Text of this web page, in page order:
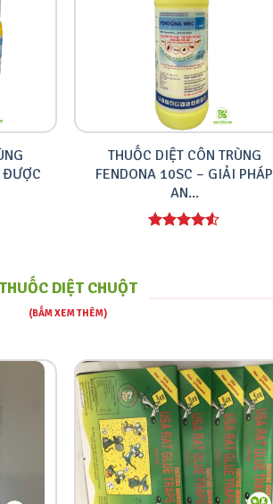
ĐƯỢC
THUỐC DIỆT CÔN TRÙNG
FENDONA 10SC – GIẢI PHÁP
AN...
THUỐC DIỆT CHUỘT
(BẤM XEM THÊM)